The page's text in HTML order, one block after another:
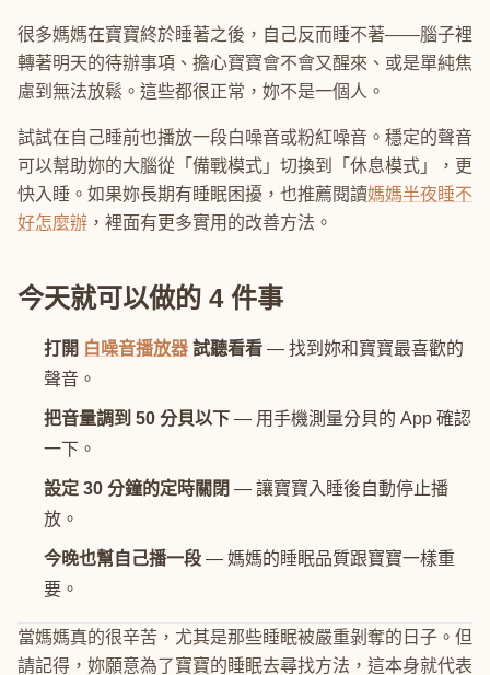
很多媽媽在寶寶終於睡著之後，自己反而睡不著——腦子裡
轉著明天的待辦事項、擔心寶寶會不會又醒來、或是單純焦
慮到無法放鬆。這些都很正常，妳不是一個人。
試試在自己睡前也播放一段白噪音或粉紅噪音。穩定的聲音
可以幫助妳的大腦從「備戰模式」切換到「休息模式」，更
快入睡。如果妳長期有睡眠困擾，也推薦閱讀媽媽半夜睡不
好怎麼辦 ，裡面有更多實用的改善方法。
今天就可以做的 4 件事
打開 白噪音播放器 試聽看看 — 找到妳和寶寶最喜歡的
聲音。
把音量調到 50 分貝以下 — 用手機測量分貝的 App 確認
一下。
設定 30 分鐘的定時關閉 — 讓寶寶入睡後自動停止播
放。
今晚也幫自己播一段 — 媽媽的睡眠品質跟寶寶一樣重
要。
當媽媽真的很辛苦，尤其是那些睡眠被嚴重剝奪的日子。但
請記得，妳願意為了寶寶的睡眠去尋找方法，這本身就代表